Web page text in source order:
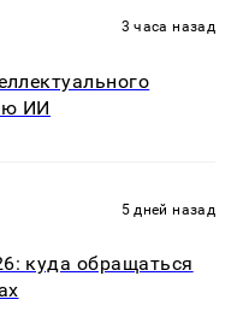
3 часа назад
ИИ
5 дней назад
куда обращаться